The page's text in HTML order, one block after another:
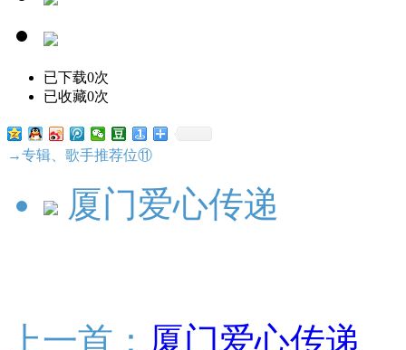
已下载0次
已收藏0次
→专辑、歌手推荐位⑪
厦门爱心传递
上一首： 厦门爱心传递